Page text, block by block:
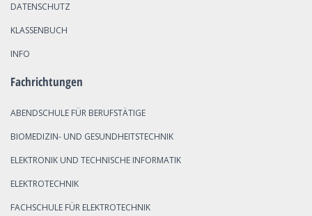
DATENSCHUTZ
KLASSENBUCH
INFO
Fachrichtungen
ABENDSCHULE FÜR BERUFSTÄTIGE
BIOMEDIZIN- UND GESUNDHEITSTECHNIK
ELEKTRONIK UND TECHNISCHE INFORMATIK
ELEKTROTECHNIK
FACHSCHULE FÜR ELEKTROTECHNIK